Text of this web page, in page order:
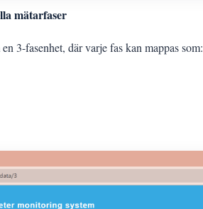
mätarfaser
3-fasenhet, där varje fas kan mappas som: